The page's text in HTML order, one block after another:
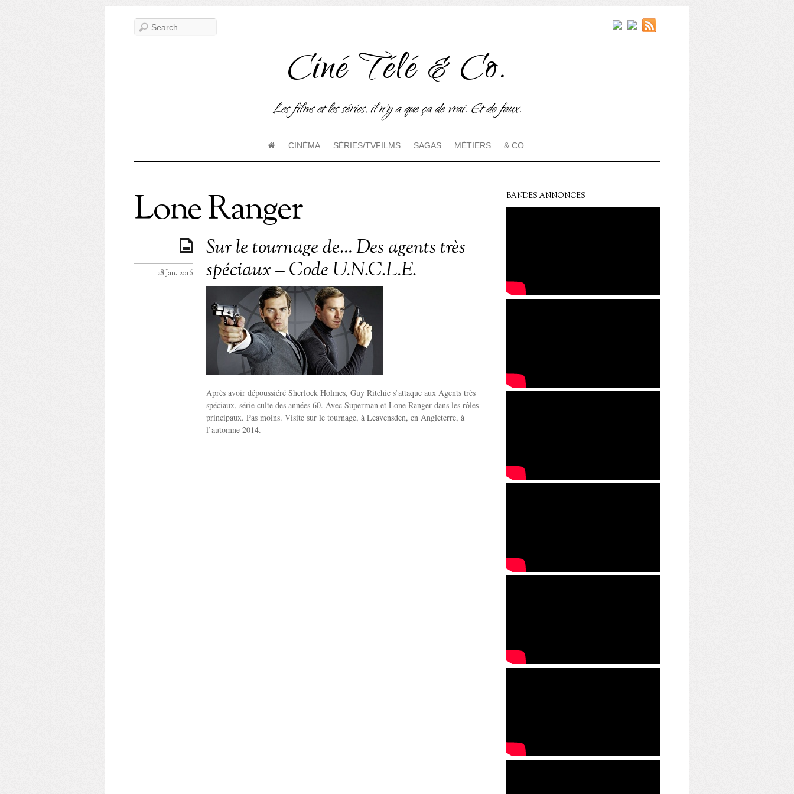
Ciné Télé & Co.
Les films et les séries, il n'y a que ça de vrai. Et de faux.
CINÉMA SÉRIES/TVFILMS SAGAS MÉTIERS & CO.
Lone Ranger
Sur le tournage de… Des agents très
spéciaux – Code U.N.C.L.E.
28 Jan. 2016
Après avoir dépoussiéré Sherlock Holmes, Guy Ritchie s’attaque aux Agents très
spéciaux, série culte des années 60. Avec Superman et Lone Ranger dans les rôles
principaux. Pas moins. Visite sur le tournage, à Leavensden, en Angleterre, à
l’automne 2014.
BANDES ANNONCES